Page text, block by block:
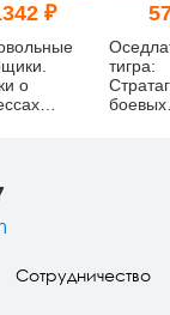
₽
о
тигра:
боевых
Сотрудничество